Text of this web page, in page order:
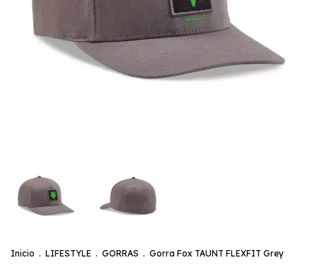
Inicio . LIFESTYLE . GORRAS . Gorra Fox TAUNT FLEXFIT Grey